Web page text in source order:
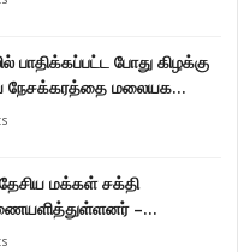
பாதிக்கப்பட்ட போது கிழக்கு
நேசக்கரத்தை மலையக
: நுவரெலியா
மக்கள் சக்தி
–
சந்திரசேகர்